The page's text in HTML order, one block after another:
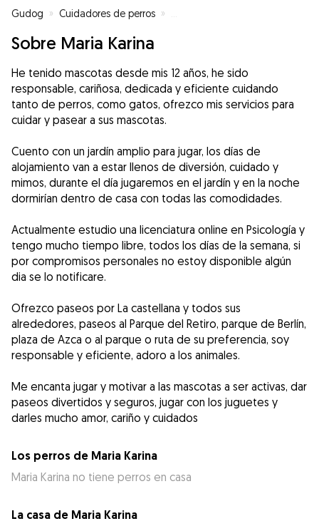
Gudog » Cuidadores de perros »
Sobre Maria Karina
He tenido mascotas desde mis 12 años, he sido
responsable, cariñosa, dedicada y eficiente cuidando
tanto de perros, como gatos, ofrezco mis servicios para
cuidar y pasear a sus mascotas.
Cuento con un jardín amplio para jugar, los días de
alojamiento van a estar llenos de diversión, cuidado y
mimos, durante el día jugaremos en el jardín y en la noche
dormirían dentro de casa con todas las comodidades.
Actualmente estudio una licenciatura online en Psicología y
tengo mucho tiempo libre, todos los días de la semana, si
por compromisos personales no estoy disponible algún
dia se lo notificare.
Ofrezco paseos por La castellana y todos sus
alrededores, paseos al Parque del Retiro, parque de Berlín,
plaza de Azca o al parque o ruta de su preferencia, soy
responsable y eficiente, adoro a los animales.
Me encanta jugar y motivar a las mascotas a ser activas, dar
paseos divertidos y seguros, jugar con los juguetes y
darles mucho amor, cariño y cuidados
Los perros de Maria Karina
Maria Karina no tiene perros en casa
La casa de Maria Karina